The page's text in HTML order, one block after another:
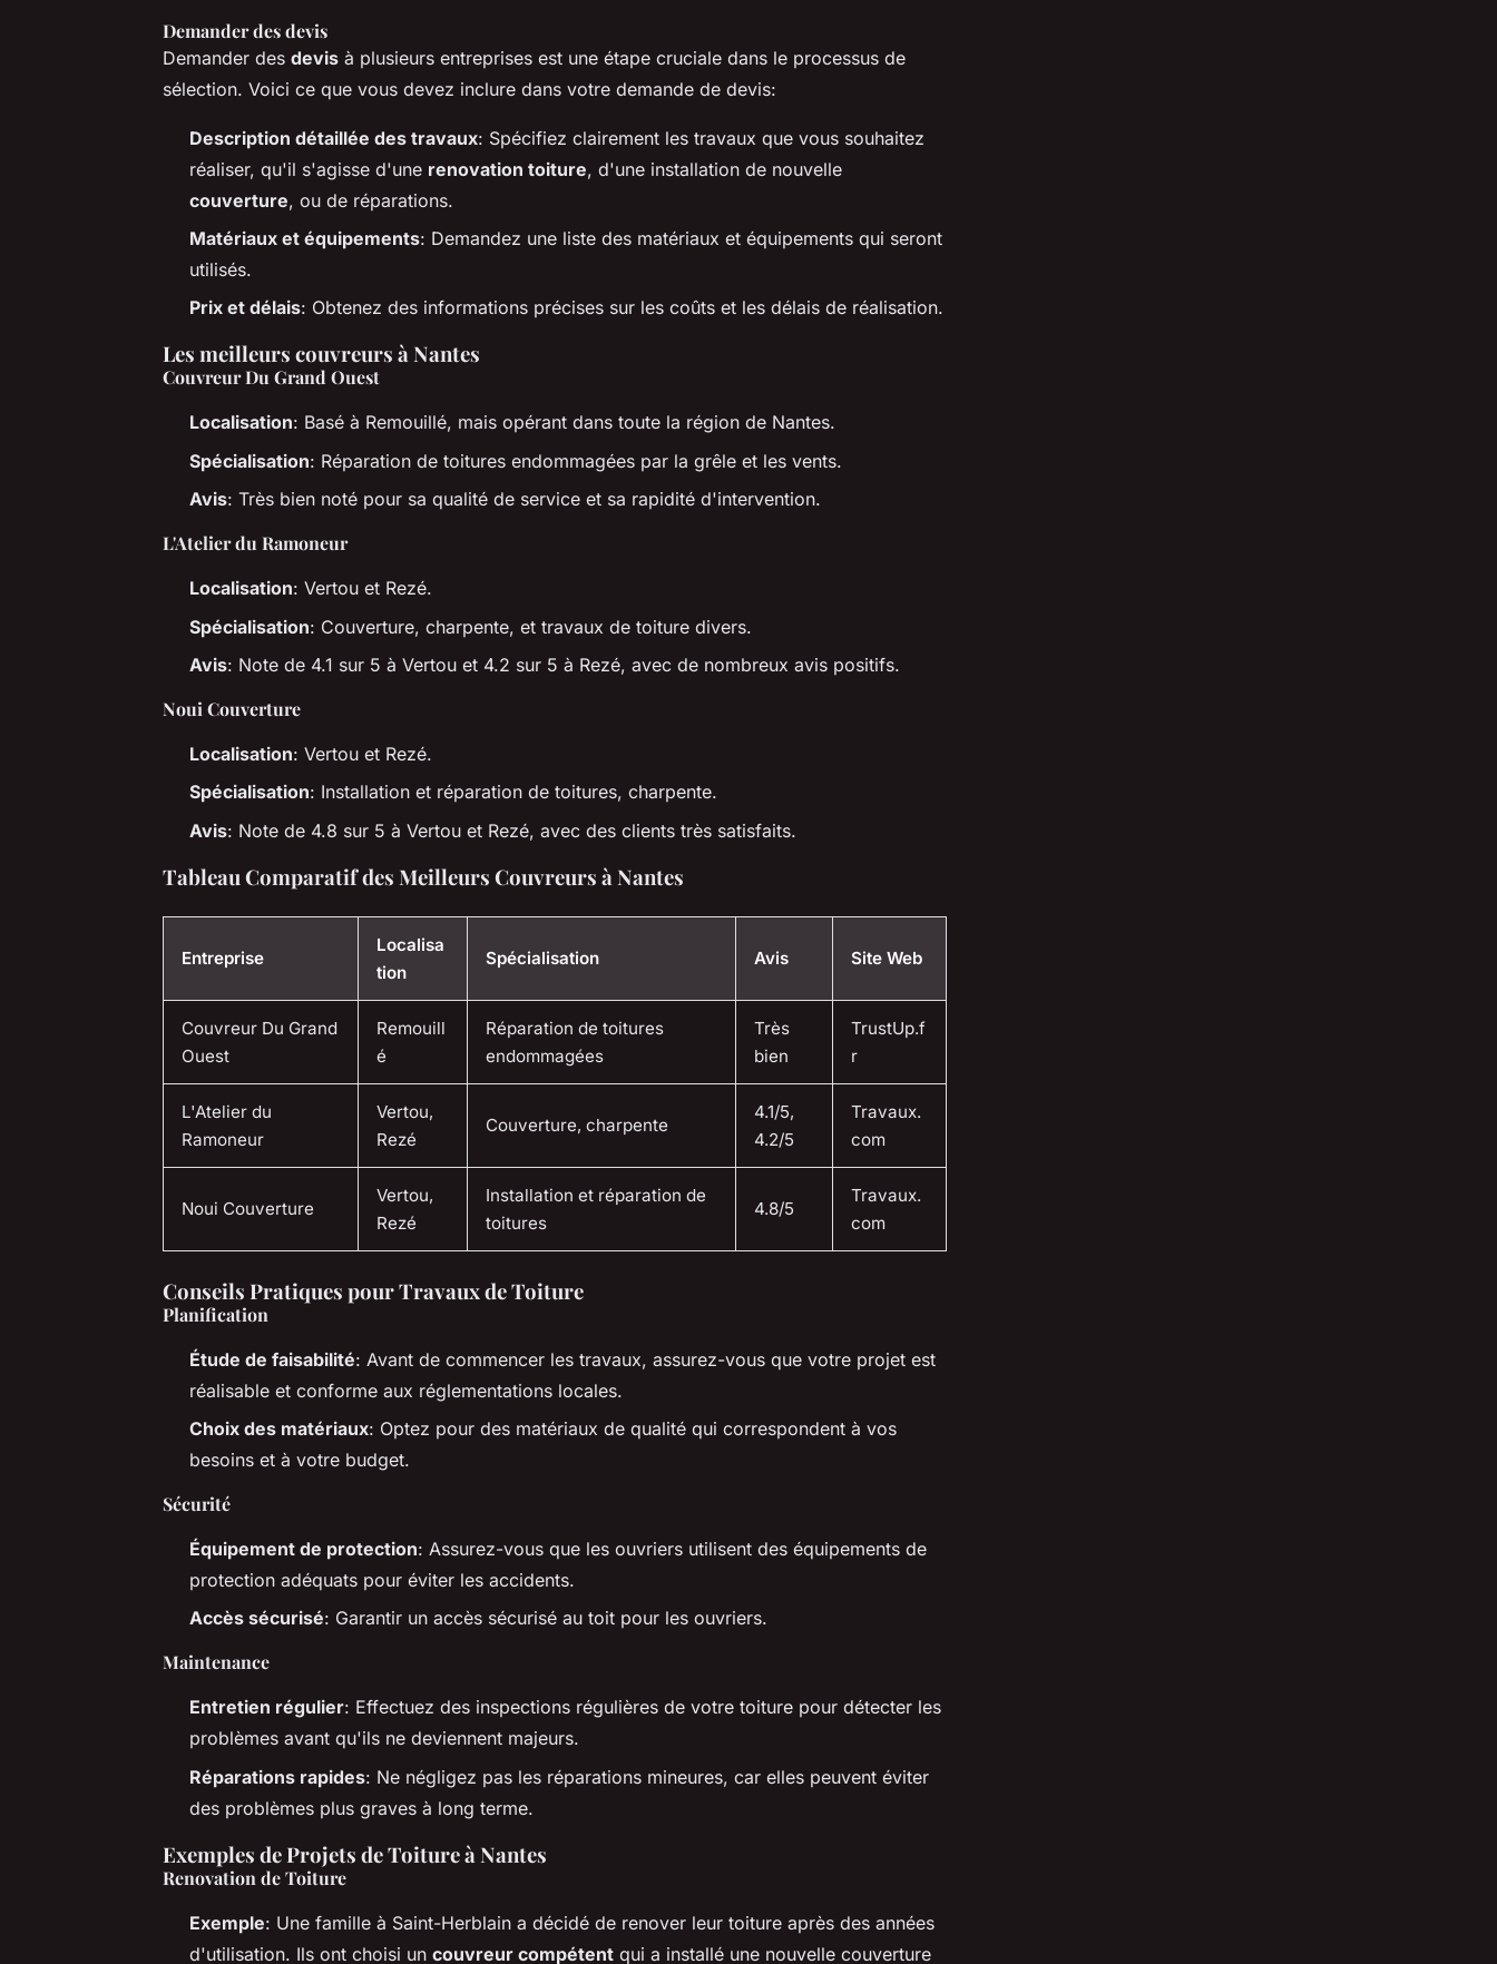
Demander des devis
Demander des devis à plusieurs entreprises est une étape cruciale dans le processus de
sélection. Voici ce que vous devez inclure dans votre demande de devis:
Description détaillée des travaux: Spécifiez clairement les travaux que vous souhaitez
réaliser, qu'il s'agisse d'une renovation toiture, d'une installation de nouvelle
couverture, ou de réparations.
Matériaux et équipements: Demandez une liste des matériaux et équipements qui seront
utilisés.
Prix et délais: Obtenez des informations précises sur les coûts et les délais de réalisation.
Les meilleurs couvreurs à Nantes
Couvreur Du Grand Ouest
Localisation: Basé à Remouillé, mais opérant dans toute la région de Nantes.
Spécialisation: Réparation de toitures endommagées par la grêle et les vents.
Avis: Très bien noté pour sa qualité de service et sa rapidité d'intervention.
L'Atelier du Ramoneur
Localisation: Vertou et Rezé.
Spécialisation: Couverture, charpente, et travaux de toiture divers.
Avis: Note de 4.1 sur 5 à Vertou et 4.2 sur 5 à Rezé, avec de nombreux avis positifs.
Noui Couverture
Localisation: Vertou et Rezé.
Spécialisation: Installation et réparation de toitures, charpente.
Avis: Note de 4.8 sur 5 à Vertou et Rezé, avec des clients très satisfaits.
Tableau Comparatif des Meilleurs Couvreurs à Nantes
Entreprise
Localisa
tion
Spécialisation Avis Site Web
Couvreur Du Grand
Ouest
Remouill
é
Réparation de toitures
endommagées
Très
bien
TrustUp.f
r
L'Atelier du
Ramoneur
Vertou,
Rezé
Couverture, charpente
4.1/5,
4.2/5
Travaux.
com
Noui Couverture
Vertou,
Rezé
Installation et réparation de
toitures
4.8/5
Travaux.
com
Conseils Pratiques pour Travaux de Toiture
Planification
Étude de faisabilité: Avant de commencer les travaux, assurez-vous que votre projet est
réalisable et conforme aux réglementations locales.
Choix des matériaux: Optez pour des matériaux de qualité qui correspondent à vos
besoins et à votre budget.
Sécurité
Équipement de protection: Assurez-vous que les ouvriers utilisent des équipements de
protection adéquats pour éviter les accidents.
Accès sécurisé: Garantir un accès sécurisé au toit pour les ouvriers.
Maintenance
Entretien régulier: Effectuez des inspections régulières de votre toiture pour détecter les
problèmes avant qu'ils ne deviennent majeurs.
Réparations rapides: Ne négligez pas les réparations mineures, car elles peuvent éviter
des problèmes plus graves à long terme.
Exemples de Projets de Toiture à Nantes
Renovation de Toiture
Exemple: Une famille à Saint-Herblain a décidé de renover leur toiture après des années
d'utilisation. Ils ont choisi un couvreur compétent qui a installé une nouvelle couverture